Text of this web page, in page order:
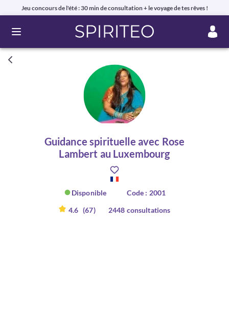
Jeu concours de l'été : 30 min de consultation + le voyage de tes rêves !
Ouvrir le menu
Guidance spirituelle avec Rose
Lambert au Luxembourg
Disponible Code : 2001
4.6 (67) 2448 consultations